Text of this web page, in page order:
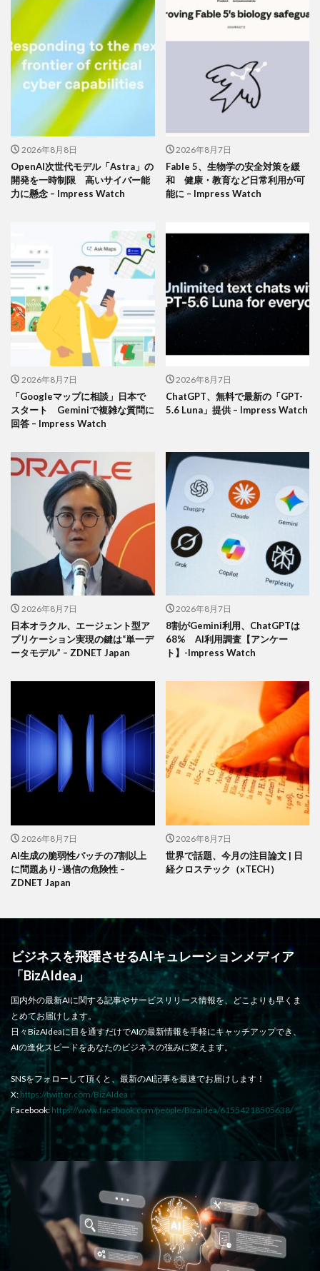
2026年8月8日
OpenAI次世代モデル「Astra」の
開発を一時制限 高いサイバー能
力に懸念 – Impress Watch
2026年8月7日
Fable 5、生物学の安全対策を緩
和 健康・教育など日常利用が可
能に – Impress Watch
2026年8月7日
「Googleマップに相談」日本で
スタート Geminiで複雑な質問に
回答 – Impress Watch
2026年8月7日
ChatGPT、無料で最新の「GPT-
5.6 Luna」提供 – Impress Watch
2026年8月7日
日本オラクル、エージェント型ア
プリケーション実現の鍵は“単一デ
ータモデル” – ZDNET Japan
2026年8月7日
8割がGemini利用、ChatGPTは
68% AI利用調査【アンケー
ト】-Impress Watch
2026年8月7日
AI生成の脆弱性パッチの7割以上
に問題あり–過信の危険性 –
ZDNET Japan
2026年8月7日
世界で話題、今月の注目論文 | 日
経クロステック（xTECH）
ビジネスを飛躍させるAIキュレーションメディア
「BizAIdea」
国内外の最新AIに関する記事やサービスリリース情報を、どこよりも早くま
とめてお届けします。
日々BizAIdeaに目を通すだけでAIの最新情報を手軽にキャッチアップでき、
AIの進化スピードをあなたのビジネスの強みに変えます。
SNSをフォローして頂くと、最新のAI記事を最速でお届けします！
X: https://twitter.com/BizAIdea
Facebook: https://www.facebook.com/people/Bizaidea/61554218505638/